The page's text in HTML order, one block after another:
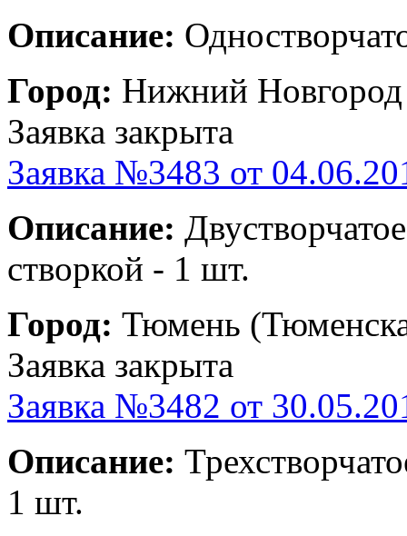
Описание:
Город: Нижний Новгород
Заявка закрыта
Заявка №3483 от
Описание:
створкой - 1 шт.
Город: Тюмень
Заявка закрыта
Заявка №3482 от
Описание:
1 шт.